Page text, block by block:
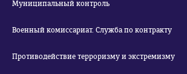
Муниципальный контроль
Военный комиссариат. Служба по контракту
Противодействие терроризму и экстремизму